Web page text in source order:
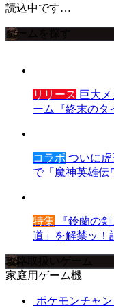
読込中です…
ゲームを探す
リリース 巨大
ーム『終末のタ
コラボ ついに虎
で「魔神英雄伝
特集 『鈴蘭の
道」を解禁ッ！
攻略取扱いゲーム
家庭用ゲーム機
ポケモンチャ